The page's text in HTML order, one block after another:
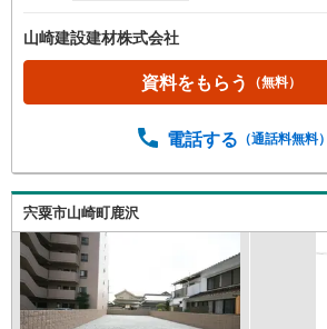
山崎建設建材株式会社
資料をもらう （無料）
電話する （通話料無料）
宍粟市山崎町鹿沢